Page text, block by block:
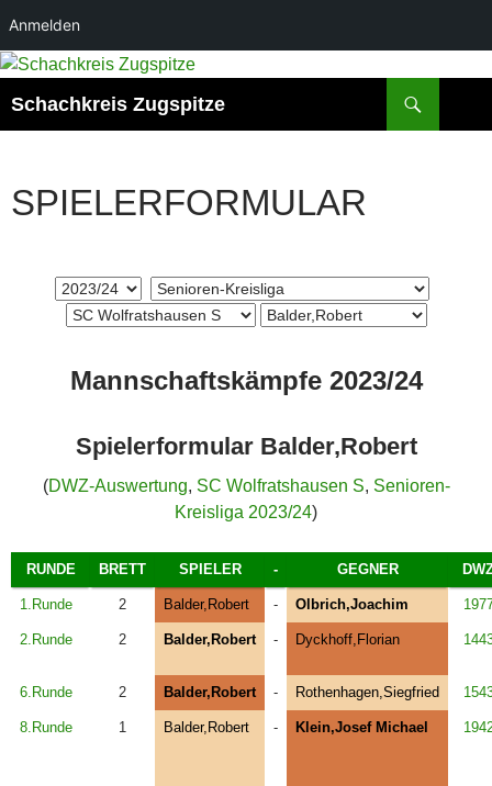
Anmelden
Zum
springen
Schachkreis Zugspitze
SPIELERFORMULAR
Mannschaftskämpfe 2023/24
Spielerformular Balder,Robert
(DWZ-Auswertung, SC Wolfratshausen S, Senioren-
Kreisliga 2023/24)
RUNDE BRETT SPIELER - GEGNER
1.Runde 2 Balder,Robert - Olbrich,Joachim
2.Runde 2 Balder,Robert - Dyckhoff,Florian
6.Runde 2 Balder,Robert - Rothenhagen,Siegfried
8.Runde 1 Balder,Robert - Klein,Josef Michael